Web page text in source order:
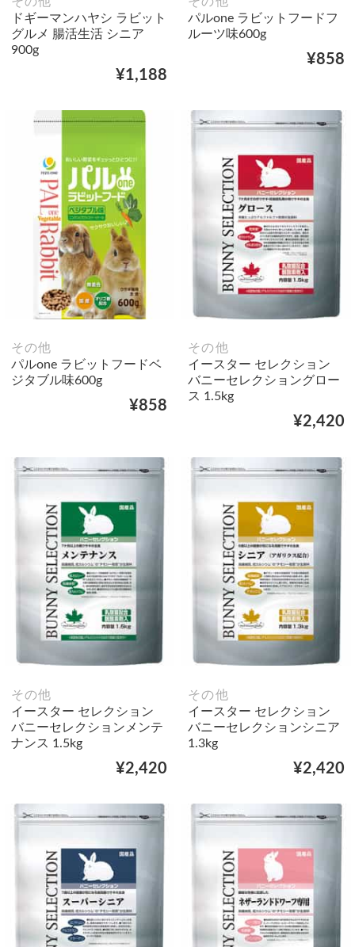
ドギーマンハヤシ ラビット
グルメ 腸活生活 シニア
900g
¥1,188
パルone ラビットフードフ
ルーツ味600g
¥858
その他
パルone ラビットフードベ
ジタブル味600g
¥858
その他
イースター セレクション
バニーセレクショングロー
ス 1.5kg
¥2,420
その他
イースター セレクション
バニーセレクションメンテ
ナンス 1.5kg
¥2,420
その他
イースター セレクション
バニーセレクションシニア
1.3kg
¥2,420